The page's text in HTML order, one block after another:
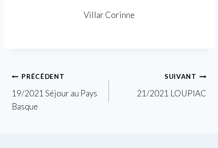
Villar Corinne
Navigation
de
PRÉCÉDENT
19/2021 Séjour au Pays
Basque
SUIVANT
21/2021 LOUPIAC